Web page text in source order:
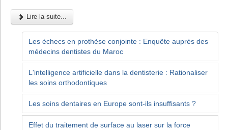
Lire la suite...
Les échecs en prothèse conjointe : Enquête auprès des
médecins dentistes du Maroc
L'intelligence artificielle dans la dentisterie : Rationaliser
les soins orthodontiques
Les soins dentaires en Europe sont-ils insuffisants ?
Effet du traitement de surface au laser sur la force